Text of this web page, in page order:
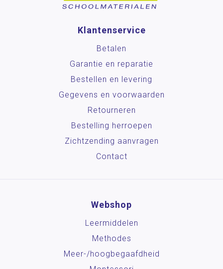
Klantenservice
Betalen
Garantie en reparatie
Bestellen en levering
Gegevens en voorwaarden
Retourneren
Bestelling herroepen
Zichtzending aanvragen
Contact
Webshop
Leermiddelen
Methodes
Meer-/hoog­begaafdheid